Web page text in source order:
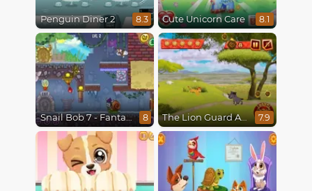
Penguin Diner 2 8.3 Cute Unicorn Care 8.1
Snail Bob 7 - Fantasy Story 8 The Lion Guard Assemble 7.9